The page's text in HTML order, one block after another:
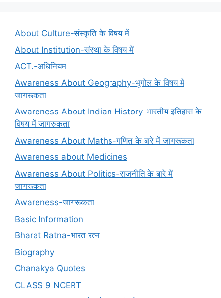
About Culture-संस्कृति के विषय में
About Institution-संस्था के विषय में
ACT.-अधिनियम
Awareness About Geography-भूगोल के विषय में
जागरूकता
Awareness About Indian History-भारतीय इतिहास के
विषय में जागरुकता
Awareness About Maths-गणित के बारे में जागरूकता
Awareness about Medicines
Awareness About Politics-राजनीति के बारे में
जागरूकता
Awareness-जागरूकता
Basic Information
Bharat Ratna-भारत रत्न
Biography
Chanakya Quotes
CLASS 9 NCERT